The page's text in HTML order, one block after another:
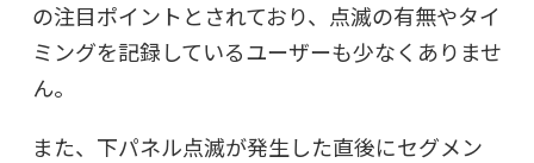
の注目ポイントとされており、点滅の有無やタイ
ミングを記録しているユーザーも少なくありませ
ん。
また、下パネル点滅が発生した直後にセグメン